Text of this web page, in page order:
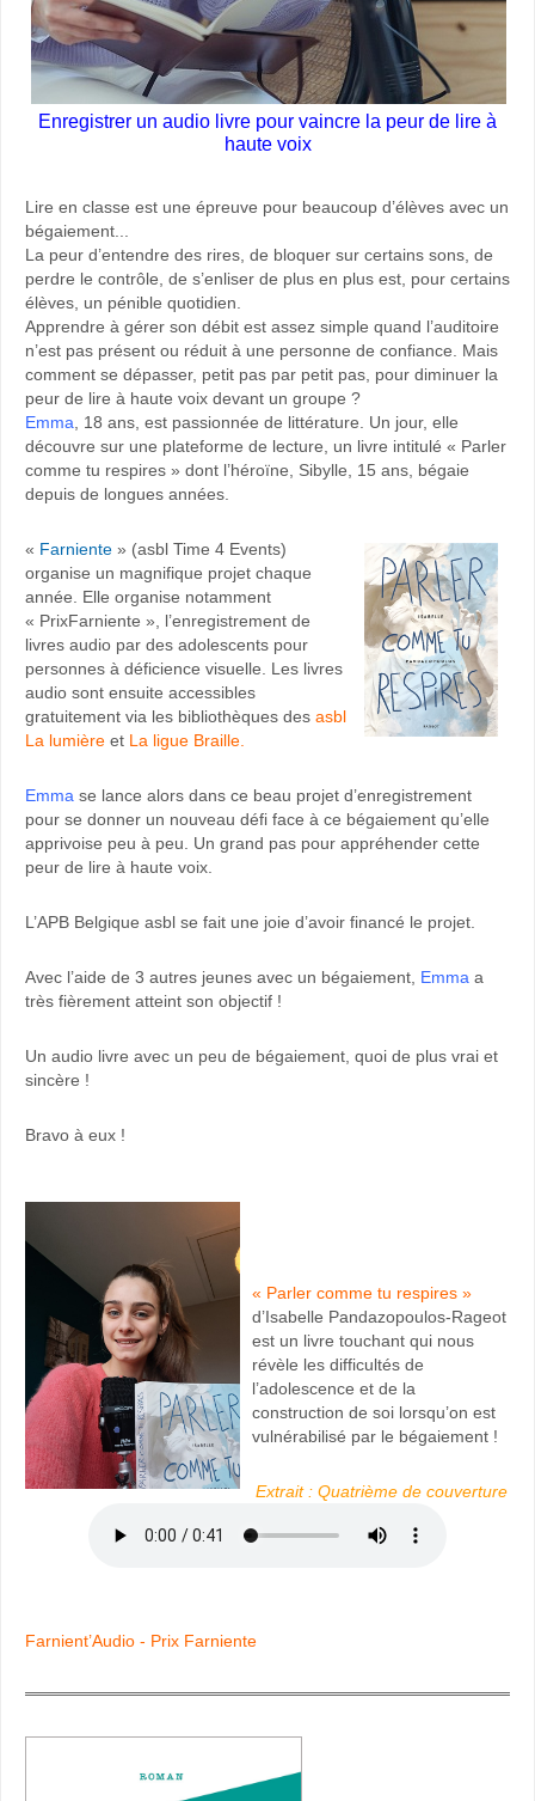
Enregistrer un audio livre pour vaincre la peur de lire à
haute voix
Lire en classe est une épreuve pour beaucoup d’élèves avec un
bégaiement...
La peur d’entendre des rires, de bloquer sur certains sons, de
perdre le contrôle, de s’enliser de plus en plus est, pour certains
élèves, un pénible quotidien.
Apprendre à gérer son débit est assez simple quand l’auditoire
n’est pas présent ou réduit à une personne de confiance. Mais
comment se dépasser, petit pas par petit pas, pour diminuer la
peur de lire à haute voix devant un groupe ?
Emma , 18 ans, est passionnée de littérature. Un jour, elle
découvre sur une plateforme de lecture, un livre intitulé « Parler
comme tu respires » dont l’héroïne, Sibylle, 15 ans, bégaie
depuis de longues années.
« Farniente » (asbl Time 4 Events)
organise un magnifique projet chaque
année. Elle organise notamment
« PrixFarniente », l’enregistrement de
livres audio par des adolescents pour
personnes à déficience visuelle. Les livres
audio sont ensuite accessibles
gratuitement via les bibliothèques des asbl
La lumière et La ligue Braille
Emma se lance alors dans ce beau projet d’enregistrement
pour se donner un nouveau défi face à ce bégaiement qu’elle
apprivoise peu à peu. Un grand pas pour appréhender cette
peur de lire à haute voix.
L’APB Belgique asbl se fait une joie d’avoir financé le projet.
Avec l’aide de 3 autres jeunes avec un bégaiement, Emma a
très fièrement atteint son objectif !
Un audio livre avec un peu de bégaiement, quoi de plus vrai et
sincère !
Bravo à eux !
« Parler comme tu respires »
d’Isabelle Pandazopoulos-Rageot
est un livre touchant qui nous
révèle les difficultés de
l’adolescence et de la
construction de soi lorsqu’on est
vulnérabilisé par le bégaiement !
Extrait : Quatrième de couverture
Farnient’Audio - Prix Farniente